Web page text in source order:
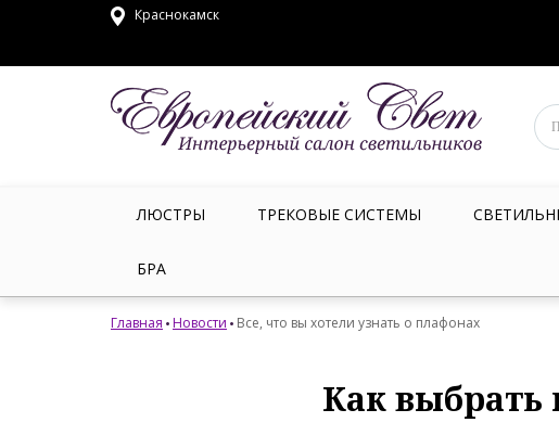
Краснокамск
ЛЮСТРЫ ТРЕКОВЫЕ СИСТЕМЫ
БРА
Главная Новости Все, что вы хотели узнать о плафонах
Как выбрать